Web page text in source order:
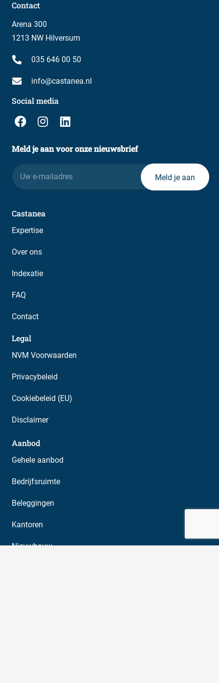
Contact
Arena 300
1213 NW Hilversum
035 646 00 50
info@castanea.nl
Social media
Meld je aan voor onze nieuwsbrief
E-
mailadres
Castanea
Expertise
Over ons
Indexatie
FAQ
Contact
Legal
NVM Voorwaarden
Privacybeleid
Cookiebeleid (EU)
Disclaimer
Aanbod
Gehele aanbod
Bedrijfsruimte
Beleggingen
Kantoren
Nieuwbouw